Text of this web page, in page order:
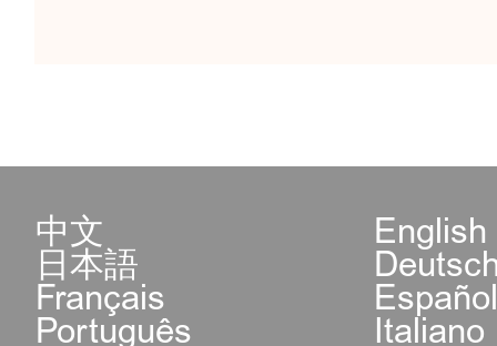
中文 English
日本語
Français
Português Italiano